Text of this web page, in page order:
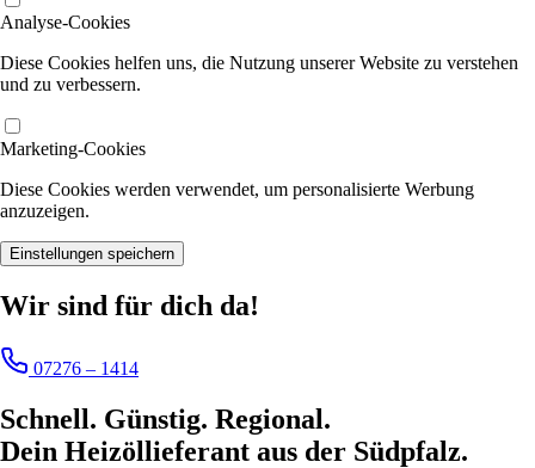
Analyse-Cookies
Diese Cookies helfen uns, die Nutzung unserer Website zu verstehen
und zu verbessern.
Marketing-Cookies
Diese Cookies werden verwendet, um personalisierte Werbung
anzuzeigen.
Einstellungen speichern
Wir sind für dich da!
07276 – 1414
Schnell. Günstig. Regional.
Dein Heizöllieferant aus der Südpfalz.